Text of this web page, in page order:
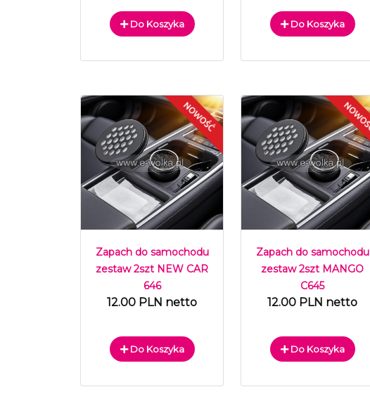
Do Koszyka Do Koszyka
Zapach do samochodu
zestaw 2szt NEW CAR
646
12.00 PLN netto
Do Koszyka
Zapach do samochodu
zestaw 2szt MANGO
C645
12.00 PLN netto
Do Koszyka